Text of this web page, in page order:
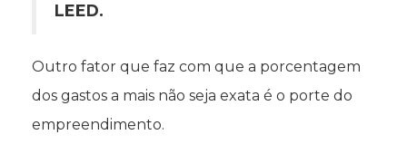
LEED.
Outro fator que faz com que a porcentagem
dos gastos a mais não seja exata é o porte do
empreendimento.